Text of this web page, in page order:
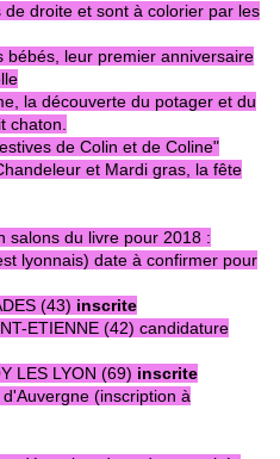
droite et sont à colorier par les
bébés, leur premier anniversaire
la découverte du potager et du
chaton.
de Colin et de Coline"
et Mardi gras, la fête
salons du livre pour 2018 :
lyonnais) date à confirmer pour
(43) inscrite
ETIENNE (42) candidature
LES LYON (69) inscrite
(inscription à